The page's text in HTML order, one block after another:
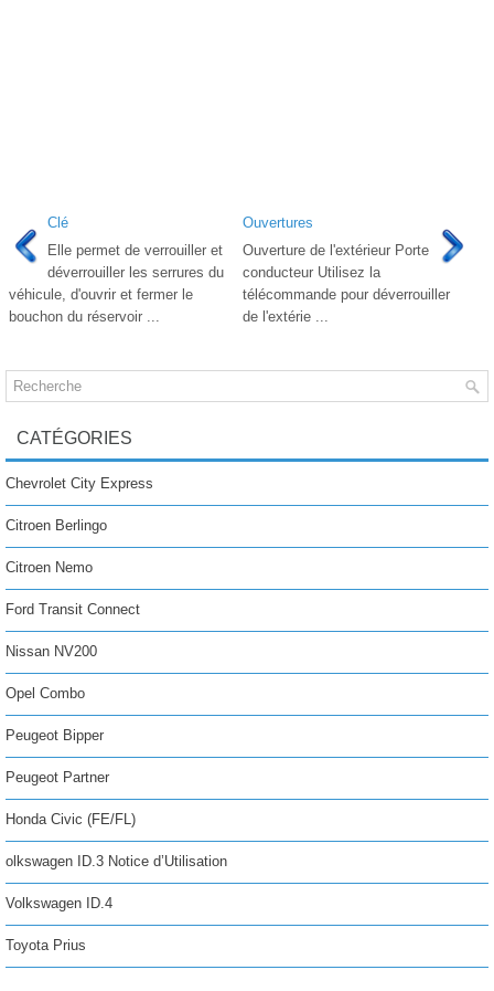
Clé
Elle permet de verrouiller et
déverrouiller les serrures du
véhicule, d'ouvrir et fermer le
bouchon du réservoir ...
Ouvertures
Ouverture de l'extérieur Porte
conducteur Utilisez la
télécommande pour déverrouiller
de l'extérie ...
CATÉGORIES
Chevrolet City Express
Citroen Berlingo
Citroen Nemo
Ford Transit Connect
Nissan NV200
Opel Combo
Peugeot Bipper
Peugeot Partner
Honda Civic (FE/FL)
olkswagen ID.3 Notice d’Utilisation
Volkswagen ID.4
Toyota Prius